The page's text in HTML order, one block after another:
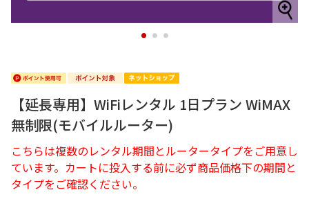
1 2 3
【延長専用】WiFiレンタル 1日プラン WiMAX
無制限(モバイルルーター)
こちらは複数のレンタル期間とルータータイプをご用意し
ています。カートに投入する前に必ず商品価格下の期間と
タイプをご確認ください。